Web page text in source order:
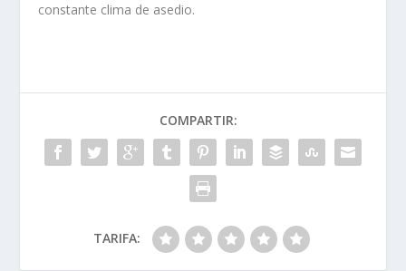
constante clima de asedio.
COMPARTIR:
TARIFA: